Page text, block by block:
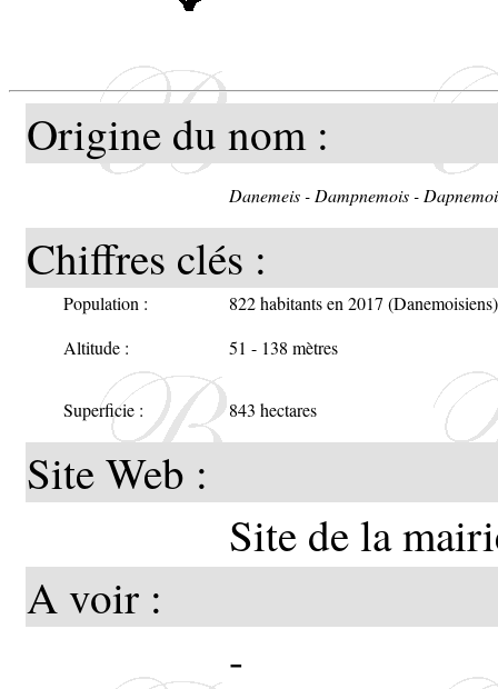
Origine du nom :
Danemeis - Dampnemois -
Chiffres clés :
Population :
822 habitants en 2017 (Danemoisiens)
Altitude :
51 - 138 mètres
Superficie : 843 hectares
Site Web :
Site de la
A voir :
-